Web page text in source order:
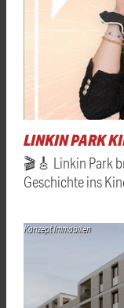
LINKIN PARK
🎬🎸 Linkin Park
Geschichte ins
Konzept Immobilien